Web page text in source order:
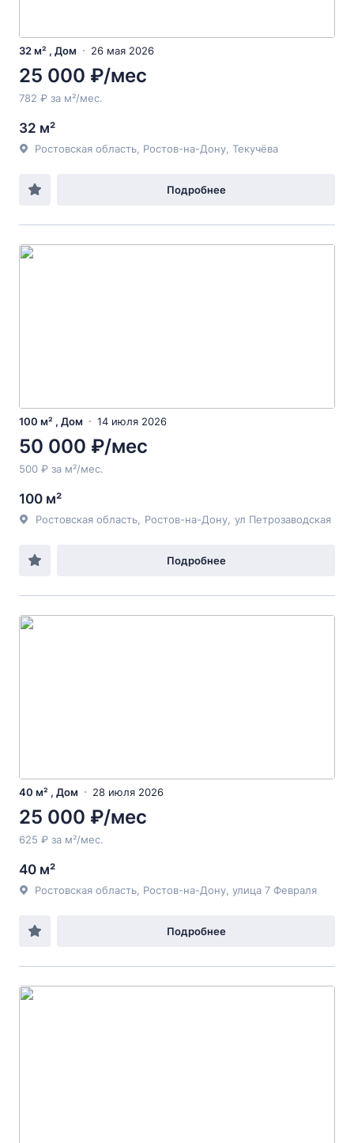
32 м² , Дом 26 мая 2026
25 000 ₽/мес
782 ₽ за м²/мес.
32 м²
Ростовская область, Ростов-на-Дону, Текучёва
Подробнее
100 м² , Дом 14 июля 2026
50 000 ₽/мес
500 ₽ за м²/мес.
100 м²
Ростовская область Ростов-на-Дону ул Петрозаводская
Подробнее
40 м² , Дом 28 июля 2026
25 000 ₽/мес
625 ₽ за м²/мес.
40 м²
Ростовская область, Ростов-на-Дону, улица 7 Февраля
Подробнее